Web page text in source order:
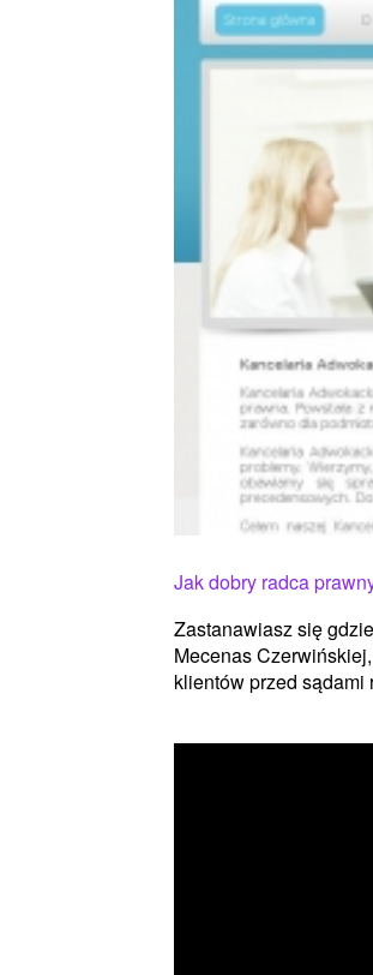
Jak dobry radca
Zastanawiasz się
Mecenas
klientów przed sądami